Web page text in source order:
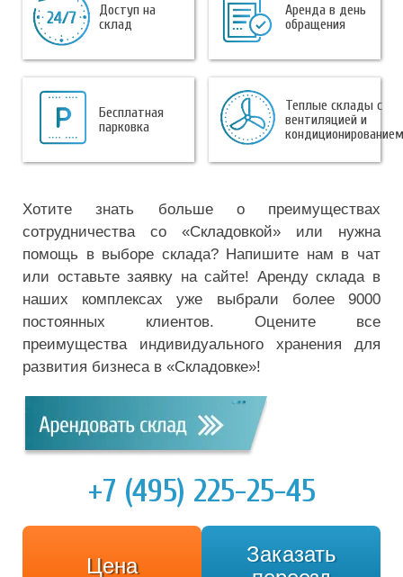
Доступ на
склад
Аренда в день
обращения
Бесплатная
парковка
Теплые склады с
вентиляцией и
кондиционированием
Хотите знать больше о преимуществах
сотрудничества со «Складовкой» или нужна
помощь в выборе склада? Напишите нам в чат
или оставьте заявку на сайте! Аренду склада в
наших комплексах уже выбрали более 9000
постоянных клиентов. Оцените все
преимущества индивидуального хранения для
развития бизнеса в «Складовке»!
+7 (495) 225-25-45
Цена
Заказать